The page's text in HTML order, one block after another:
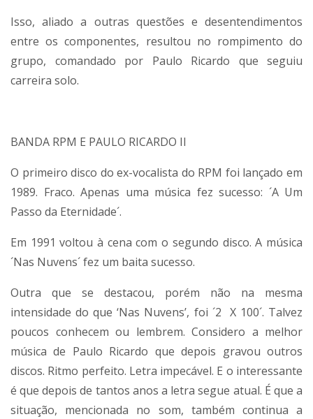
Isso, aliado a outras questões e desentendimentos
entre os componentes, resultou no rompimento do
grupo, comandado por Paulo Ricardo que seguiu
carreira solo.
BANDA RPM E PAULO RICARDO II
O primeiro disco do ex-vocalista do RPM foi lançado em
1989. Fraco. Apenas uma música fez sucesso: ´A Um
Passo da Eternidade´.
Em 1991 voltou à cena com o segundo disco. A música
´Nas Nuvens´ fez um baita sucesso.
Outra que se destacou, porém não na mesma
intensidade do que ‘Nas Nuvens’, foi ´2 X 100´. Talvez
poucos conhecem ou lembrem. Considero a melhor
música de Paulo Ricardo que depois gravou outros
discos. Ritmo perfeito. Letra impecável. E o interessante
é que depois de tantos anos a letra segue atual. É que a
situação, mencionada no som, também continua a